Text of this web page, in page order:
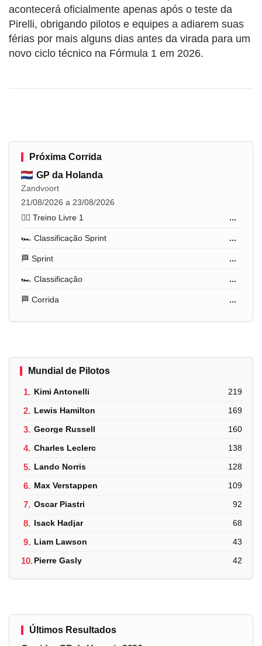
acontecerá oficialmente apenas após o teste da
Pirelli, obrigando pilotos e equipes a adiarem suas
férias por mais alguns dias antes da virada para um
novo ciclo técnico na Fórmula 1 em 2026.
Próxima Corrida
GP da Holanda
Zandvoort
21/08/2026 a 23/08/2026
🏋️‍♂️ Treino Livre 1
...
🏎️ Classificação Sprint ...
🏁 Sprint ...
🏎️ Classificação ...
🏁 Corrida ...
Mundial de Pilotos
1. Kimi Antonelli 219
2. Lewis Hamilton 169
3. George Russell 160
4. Charles Leclerc 138
5. Lando Norris 128
6. Max Verstappen 109
7. Oscar Piastri 92
8. Isack Hadjar 68
9. Liam Lawson 43
10.Pierre Gasly 42
Últimos Resultados